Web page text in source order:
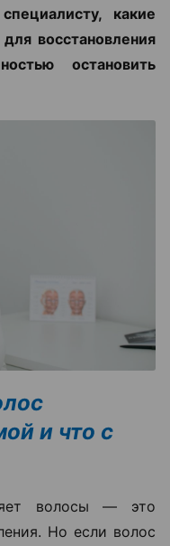
какие
восстановления
остановить
и что с
волосы — это
Но если волос